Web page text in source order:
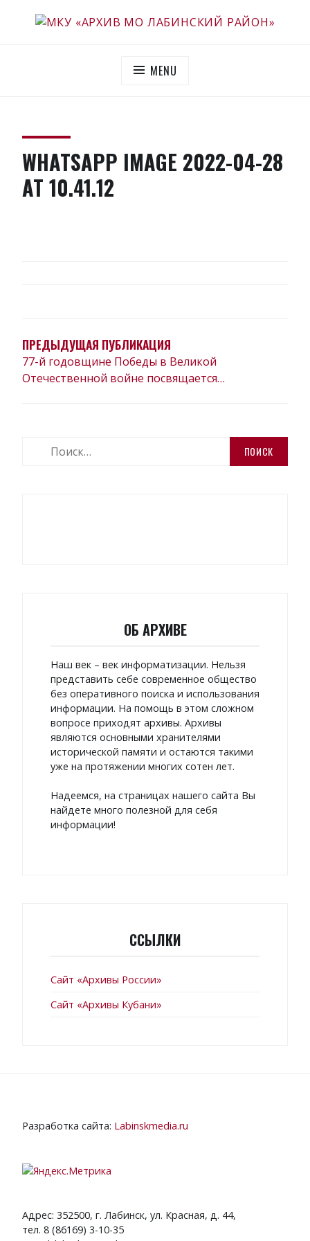
MENU
WHATSAPP IMAGE 2022-04-28
AT 10.41.12
ЗАПИСЯМ
ПРЕДЫДУЩАЯ ПУБЛИКАЦИЯ
77-й годовщине Победы в Великой
Отечественной войне посвящается…
ОБ АРХИВЕ
Наш век – век информатизации. Нельзя
представить себе современное общество
без оперативного поиска и использования
информации. На помощь в этом сложном
вопросе приходят архивы. Архивы
являются основными хранителями
исторической памяти и остаются такими
уже на протяжении многих сотен лет.
Надеемся, на страницах нашего сайта Вы
найдете много полезной для себя
информации!
ССЫЛКИ
Сайт «Архивы России»
Сайт «Архивы Кубани»
Разработка сайта: Labinskmedia.ru
Адрес: 352500, г. Лабинск, ул. Красная, д. 44,
тел. 8 (86169) 3-10-35